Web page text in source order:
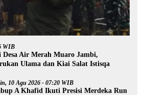
WIB
Desa Air Merah Muaro Jambi,
Ulama dan Kiai Salat Istisqa
10 Agu 2026 - 07:20 WIB
A Khafid Ikuti Presisi Merdeka Run